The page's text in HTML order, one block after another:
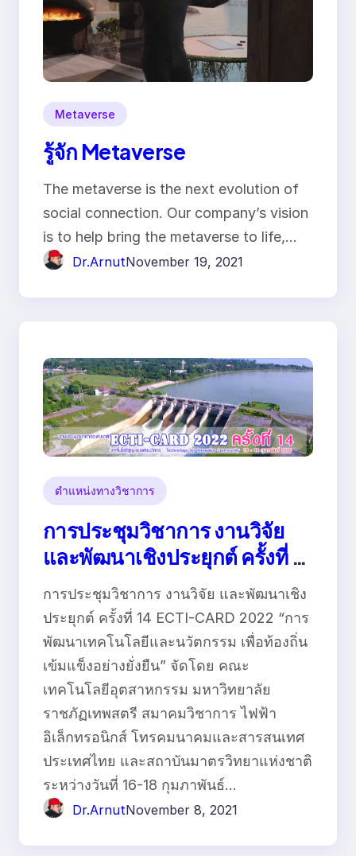
Metaverse
รู้จัก Metaverse
The metaverse is the next evolution of
social connection. Our company’s vision
is to help bring the metaverse to life,…
Dr.ArnutNovember 19, 2021
ตำแหน่งทางวิชาการ
การประชุมวิชาการ งานวิจัย
และพัฒนาเชิงประยุกต์ ครั้งที่ 14
ECTI-CARD 2022
การประชุมวิชาการ งานวิจัย และพัฒนาเชิง
ประยุกต์ ครั้งที่ 14 ECTI-CARD 2022 “การ
พัฒนาเทคโนโลยีและนวัตกรรม เพื่อท้องถิ่น
เข้มแข็งอย่างยั่งยืน” จัดโดย คณะ
เทคโนโลยีอุตสาหกรรม มหาวิทยาลัย
ราชภัฏเทพสตรี สมาคมวิชาการ ไฟฟ้า
อิเล็กทรอนิกส์ โทรคมนาคมและสารสนเทศ
ประเทศไทย และสถาบันมาตรวิทยาแห่งชาติ
ระหว่างวันที่ 16-18 กุมภาพันธ์…
Dr.ArnutNovember 8, 2021